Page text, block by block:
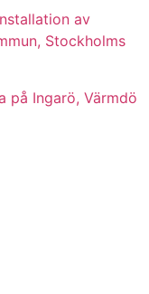
av
Stockholms
på Ingarö, Värmdö